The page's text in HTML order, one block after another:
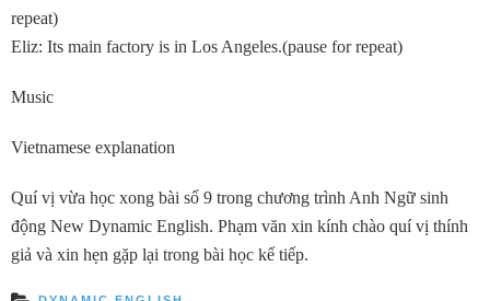
repeat)
Eliz: Its main factory is in Los Angeles.(pause for repeat)
Music
Vietnamese explanation
Quí vị vừa học xong bài số 9 trong chương trình Anh Ngữ sinh
động New Dynamic English. Phạm văn xin kính chào quí vị thính
giả và xin hẹn gặp lại trong bài học kế tiếp.